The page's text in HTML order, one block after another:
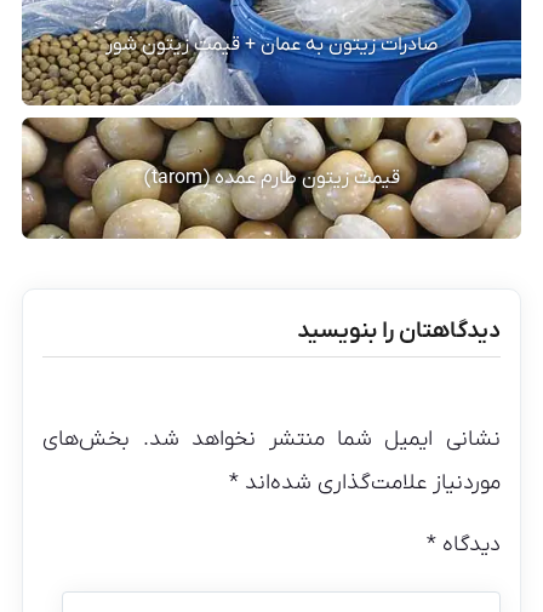
صادرات زیتون به عمان + قیمت زیتون شور
قیمت زیتون طارم عمده (tarom)
دیدگاهتان را بنویسید
نشانی ایمیل شما منتشر نخواهد شد. بخش‌های
موردنیاز علامت‌گذاری شده‌اند*
دیدگاه*